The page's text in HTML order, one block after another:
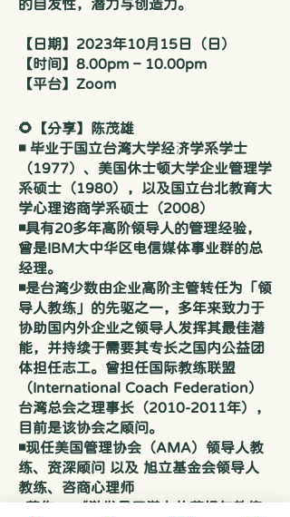
的自发性，潜力与创造力。
【日期】2023年10月15日（日）
【时间】8.00pm – 10.00pm
【平台】Zoom
🌻【分享】陈茂雄
◾ 毕业于国立台湾大学经济学系学士
（1977）、美国休士顿大学企业管理学
系硕士（1980），以及国立台北教育大
学心理谘商学系硕士（2008）
◾具有20多年高阶领导人的管理经验，
曾是IBM大中华区电信媒体事业群的总
经理。
◾是台湾少数由企业高阶主管转任为「领
导人教练」的先驱之一，多年来致力于
协助国内外企业之领导人发挥其最佳潜
能，并持续于需要其专长之国内公益团
体担任志工。曾担任国际教练联盟
（International Coach Federation）
台湾总会之理事长（2010-2011年），
目前是该协会之顾问。
◾现任美国管理协会（AMA）领导人教
练、资深顾问 以及 旭立基金会领导人
教练、咨商心理师
◾著作： 《激发员工潜力的萨提尔教练